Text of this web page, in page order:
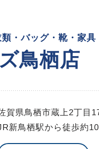
・バッグ・靴・家具
鳥栖店
賀県鳥栖市蔵上2丁目
新鳥栖駅から徒歩約